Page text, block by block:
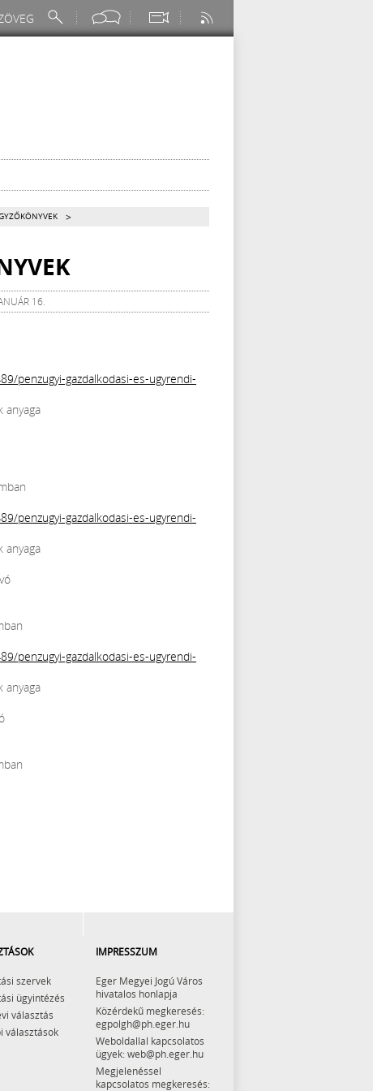
>
16.
penzugyi-gazdalkodasi-es-ugyrendi-
anyaga
penzugyi-gazdalkodasi-es-ugyrendi-
anyaga
penzugyi-gazdalkodasi-es-ugyrendi-
anyaga
szervek
ügyintézés
választás
választások
IMPRESSZUM
Eger Megyei Jogú Város
hivatalos honlapja
Közérdekű megkeresés:
egpolgh@ph.eger.hu
Weboldallal kapcsolatos
ügyek: web@ph.eger.hu
Megjelenéssel
kapcsolatos megkeresés: